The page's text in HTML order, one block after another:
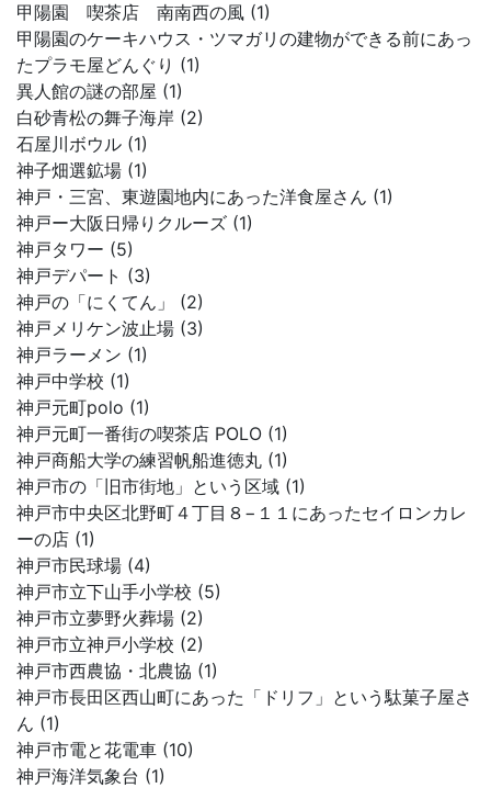
甲陽園 喫茶店 南南西の風 (1)
甲陽園のケーキハウス・ツマガリの建物ができる前にあっ
たプラモ屋どんぐり (1)
異人館の謎の部屋 (1)
白砂青松の舞子海岸 (2)
石屋川ボウル (1)
神子畑選鉱場 (1)
神戸・三宮、東遊園地内にあった洋食屋さん (1)
神戸ー大阪日帰りクルーズ (1)
神戸タワー (5)
神戸デパート (3)
神戸の「にくてん」 (2)
神戸メリケン波止場 (3)
神戸ラーメン (1)
神戸中学校 (1)
神戸元町polo (1)
神戸元町一番街の喫茶店 POLO (1)
神戸商船大学の練習帆船進徳丸 (1)
神戸市の「旧市街地」という区域 (1)
神戸市中央区北野町４丁目８−１１にあったセイロンカレ
ーの店 (1)
神戸市民球場 (4)
神戸市立下山手小学校 (5)
神戸市立夢野火葬場 (2)
神戸市立神戸小学校 (2)
神戸市西農協・北農協 (1)
神戸市長田区西山町にあった「ドリフ」という駄菓子屋さ
ん (1)
神戸市電と花電車 (10)
神戸海洋気象台 (1)